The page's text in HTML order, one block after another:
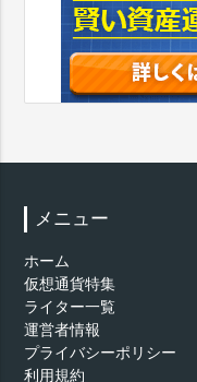
メニュー
ホーム
仮想通貨特集
ライター一覧
運営者情報
プライバシーポリシー
利用規約